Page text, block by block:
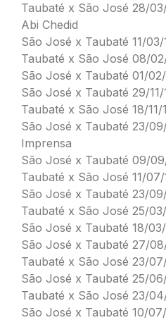
Taubaté x São José 28/
Abi Chedid
São José x Taubaté 11/
Taubaté x São José 08/
São José x Taubaté 01/
São José x Taubaté 29/
Taubaté x São José 18/
São José x Taubaté 23/
Imprensa
São José x Taubaté 09/
Taubaté x São José 11/
São José x Taubaté 23/
Taubaté x São José 25/
São José x Taubaté 18/
São José x Taubaté 27/
Taubaté x São José 23/
São José x Taubaté 25/
Taubaté x São José 23/
São José x Taubaté 10/